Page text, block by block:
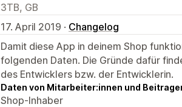
3TB, GB
17. April 2019 · Changelog
Damit diese App in deinem Shop
folgenden Daten. Die Gründe dafür
des Entwicklers bzw. der Entwicklerin.
Daten von Mitarbeiter:innen und
Shop-Inhaber